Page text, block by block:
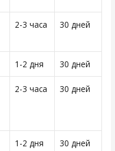
2-3 часа 30 дней
1-2 дня 30 дней
2-3 часа 30 дней
1-2 дня 30 дней